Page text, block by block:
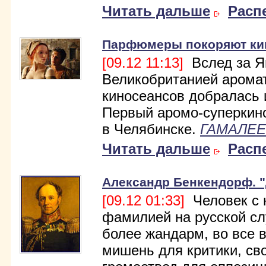
Читать дальше
Парфюмеры покоряют
[09.12 11:13] Вслед за
Великобританией
киносеансов добралась
Первый аромо-
в Челябинске.
Читать дальше
Александр Бенкендорф.
[09.12 01:33] Человек с
фамилией на русской
более жандарм, во все
мишень для критики,